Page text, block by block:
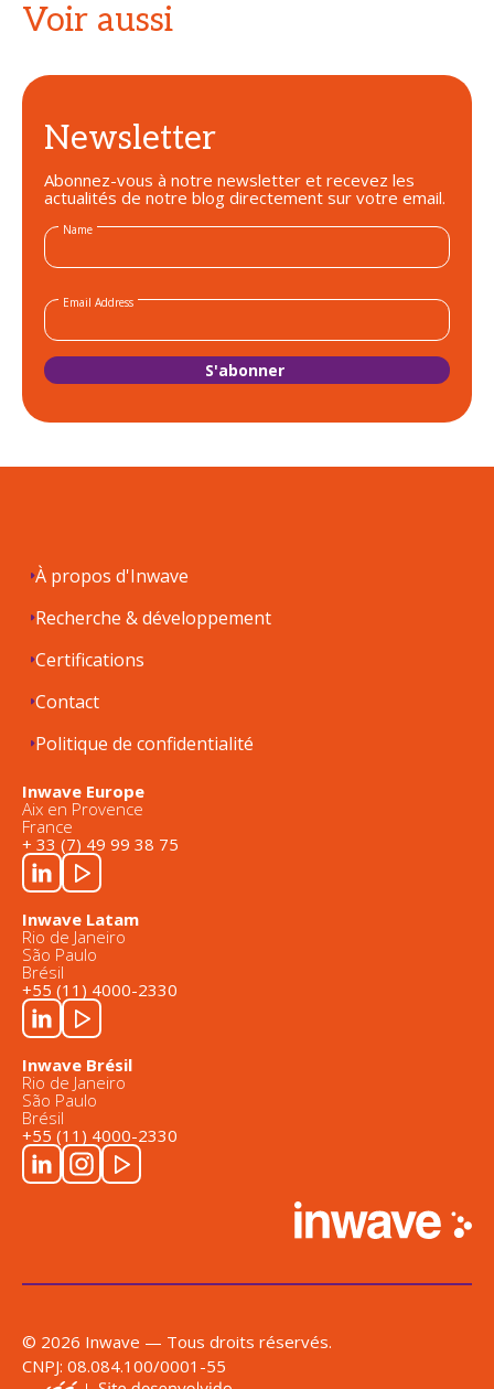
Voir aussi
Newsletter
Abonnez-vous à notre newsletter et recevez les
actualités de notre blog directement sur votre email.
Name
Email Address
À propos d'Inwave
Recherche & développement
Certifications
Contact
Politique de confidentialité
Inwave Europe
Aix en Provence
France
+ 33 (7) 49 99 38 75
Inwave Latam
Rio de Janeiro
São Paulo
Brésil
+55 (11) 4000-2330
Inwave Brésil
Rio de Janeiro
São Paulo
Brésil
+55 (11) 4000-2330
© 2026 Inwave — Tous droits réservés.
CNPJ: 08.084.100/0001-55